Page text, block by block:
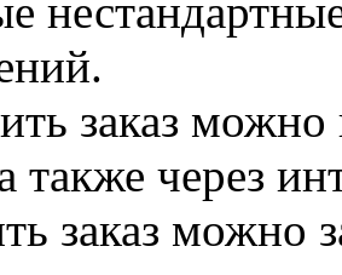
заказ можно
также через
заказ можно